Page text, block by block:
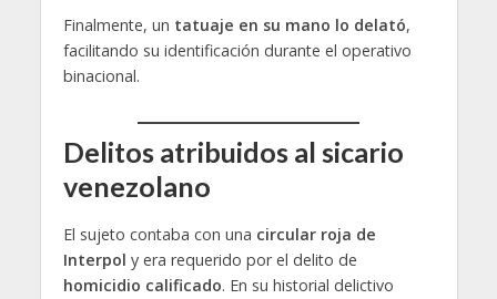
Finalmente, un tatuaje en su mano lo delató,
facilitando su identificación durante el operativo
binacional.
Delitos atribuidos al sicario
venezolano
El sujeto contaba con una circular roja de
Interpol y era requerido por el delito de
homicidio calificado. En su historial delictivo